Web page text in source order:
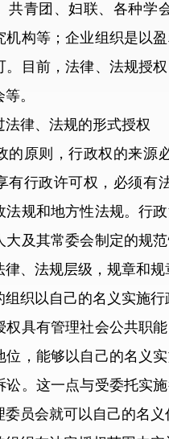
共青团、妇联、各种学
机构等；企业组织是以
。目前，法律、法规授
。
律、法规的形式授权
则，行政权的来源必
有行政许可权，必须有
法规和地方性法规。行
大及其常委会制定的规
律、法规层级，规章和
织以自己的名义实施行
有管理社会公共职能
位，能够以自己的名义
讼。这一点与受委托实
委员会就可以自己的名